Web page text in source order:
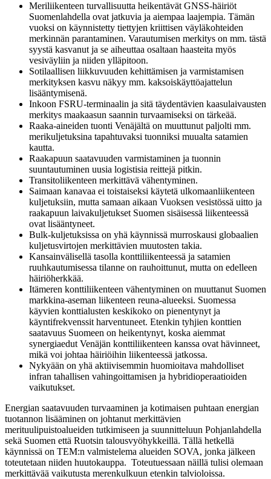
Meriliikenteen turvallisuutta heikentävät GNSS-häiriöt
Suomenlahdella ovat jatkuvia ja aiempaa laajempia. Tämän
vuoksi on käynnistetty tiettyjen kriittisen väyläkohteiden
merkinnän parantaminen. Varautumisen merkitys on mm. tästä
syystä kasvanut ja se aiheuttaa osaltaan haasteita myös
vesiväyliin ja niiden ylläpitoon.
Sotilaallisen liikkuvuuden kehittämisen ja varmistamisen
merkityksen kasvu näkyy mm. kaksoiskäyttöajattelun
lisääntymisenä.
Inkoon FSRU-terminaalin ja sitä täydentävien kaasulaivausten
merkitys maakaasun saannin turvaamiseksi on tärkeää.
Raaka-aineiden tuonti Venäjältä on muuttunut paljolti mm.
merikuljetuksina tapahtuvaksi tuonniksi muualta satamien
kautta.
Raakapuun saatavuuden varmistaminen ja tuonnin
suuntautuminen uusia logistisia reittejä pitkin.
Transitoliikenteen merkittävä vähentyminen.
Saimaan kanavaa ei toistaiseksi käytetä ulkomaanliikenteen
kuljetuksiin, mutta samaan aikaan Vuoksen vesistössä uitto ja
raakapuun laivakuljetukset Suomen sisäisessä liikenteessä
ovat lisääntyneet.
Bulk-kuljetuksissa on yhä käynnissä murroskausi globaalien
kuljetusvirtojen merkittävien muutosten takia.
Kansainvälisellä tasolla konttiliikenteessä ja satamien
ruuhkautumisessa tilanne on rauhoittunut, mutta on edelleen
häiriöherkkää.
Itämeren konttiliikenteen vähentyminen on muuttanut Suomen
markkina-aseman liikenteen reuna-alueeksi. Suomessa
käyvien konttialusten keskikoko on pienentynyt ja
käyntifrekvenssit harventuneet. Etenkin tyhjien konttien
saatavuus Suomeen on heikentynyt, koska aiemmat
synergiaedut Venäjän konttiliikenteen kanssa ovat hävinneet,
mikä voi johtaa häiriöihin liikenteessä jatkossa.
Nykyään on yhä aktiivisemmin huomioitava mahdolliset
infran tahallisen vahingoittamisen ja hybridioperaatioiden
vaikutukset.
Energian saatavuuden turvaaminen ja kotimaisen puhtaan energian
tuotannon lisääminen on johtanut merkittävien
merituulipuistoalueiden tutkimiseen ja suunnitteluun Pohjanlahdella
sekä Suomen että Ruotsin talousvyöhykkeillä. Tällä hetkellä
käynnissä on TEM:n valmistelema alueiden SOVA, jonka jälkeen
toteutetaan niiden huutokauppa. Toteutuessaan näillä tulisi olemaan
merkittävää vaikutusta merenkulkuun etenkin talvioloissa.